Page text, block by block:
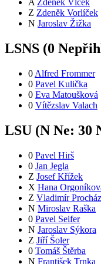
A Zdeněk Vlček
Z Zdeněk Vorlíček
N Jaroslav Žižka
LSNS (0
0 Alfred Frommer
0 Pavel Kulička
0 Eva Matoušková
0 Vítězslav Valach
LSU (N Ne: 30
0 Pavel Hirš
0 Jan Jegla
Z Josef Křížek
X Hana
Z Vladimír
N Miroslav Raška
0 Pavel Seifer
N Jaroslav Sýkora
Z Jiří Šoler
0 Tomáš Štěrba
N František Trnka